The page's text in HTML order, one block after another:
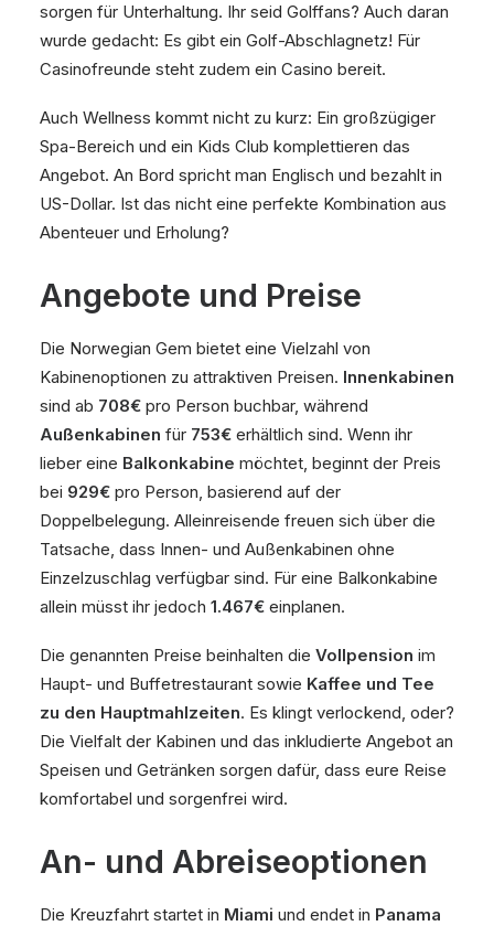
sorgen für Unterhaltung. Ihr seid Golffans? Auch daran
wurde gedacht: Es gibt ein Golf-Abschlagnetz! Für
Casinofreunde steht zudem ein Casino bereit.
Auch Wellness kommt nicht zu kurz: Ein großzügiger
Spa-Bereich und ein Kids Club komplettieren das
Angebot. An Bord spricht man Englisch und bezahlt in
US-Dollar. Ist das nicht eine perfekte Kombination aus
Abenteuer und Erholung?
Angebote und Preise
Die Norwegian Gem bietet eine Vielzahl von
Kabinenoptionen zu attraktiven Preisen. Innenkabinen
sind ab 708€ pro Person buchbar, während
Außenkabinen für 753€ erhältlich sind. Wenn ihr
lieber eine Balkonkabine möchtet, beginnt der Preis
bei 929€ pro Person, basierend auf der
Doppelbelegung. Alleinreisende freuen sich über die
Tatsache, dass Innen- und Außenkabinen ohne
Einzelzuschlag verfügbar sind. Für eine Balkonkabine
allein müsst ihr jedoch 1.467€ einplanen.
Die genannten Preise beinhalten die Vollpension im
Haupt- und Buffetrestaurant sowie Kaffee und Tee
zu den Hauptmahlzeiten. Es klingt verlockend, oder?
Die Vielfalt der Kabinen und das inkludierte Angebot an
Speisen und Getränken sorgen dafür, dass eure Reise
komfortabel und sorgenfrei wird.
An- und Abreiseoptionen
Die Kreuzfahrt startet in Miami und endet in Panama